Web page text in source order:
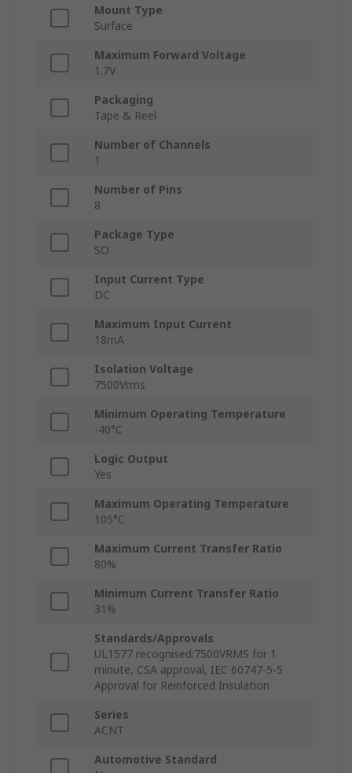
Mount Type
Surface
Maximum Forward Voltage
1.7V
Packaging
Tape & Reel
Number of Channels
1
Number of Pins
8
Package Type
SO
Input Current Type
DC
Maximum Input Current
18mA
Isolation Voltage
7500Vrms
Minimum Operating Temperature
-40°C
Logic Output
Yes
Maximum Operating Temperature
105°C
Maximum Current Transfer Ratio
80%
Minimum Current Transfer Ratio
31%
Standards/Approvals
UL1577 recognised:7500VRMS for 1
minute, CSA approval, IEC 60747-5-5
Approval for Reinforced Insulation
Series
ACNT
Automotive Standard